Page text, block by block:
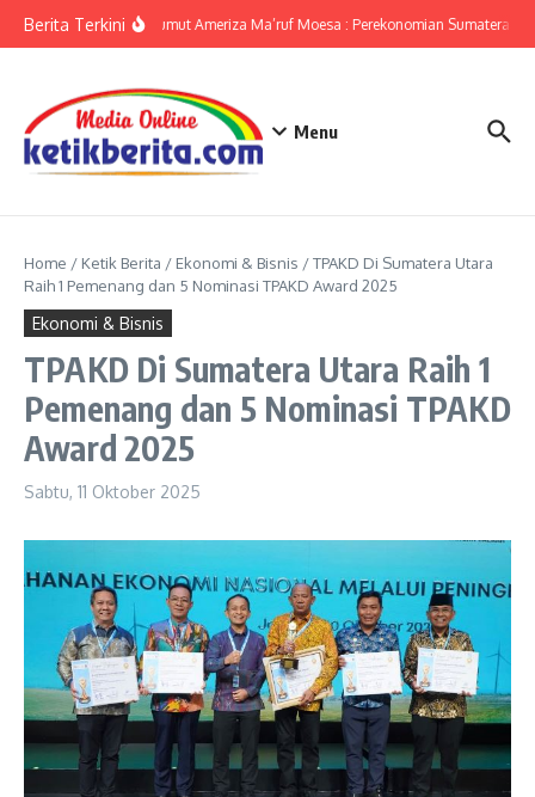
Berita TerkiniKPwBI Sumut Ameriza Ma’ruf Moesa : Perekonomian Sumatera
Menu
Home / Ketik Berita / Ekonomi & Bisnis /TPAKD Di Sumatera Utara
Raih 1 Pemenang dan 5 Nominasi TPAKD Award 2025
Ekonomi & Bisnis
TPAKD Di Sumatera Utara Raih 1
Pemenang dan 5 Nominasi TPAKD
Award 2025
Sabtu, 11 Oktober 2025